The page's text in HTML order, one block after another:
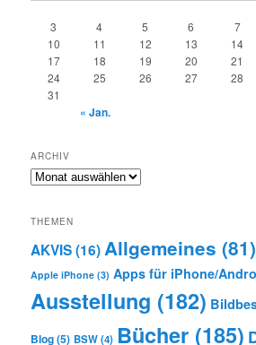
3
4 5 6 7
10
11 12 13 14
17
18 19 20 21
24
25 26 27 28
31
« Jan.
ARCHIV
Archiv
THEMEN
AKVIS(16) Allgemeines (81)
Apple iPhone (3) Apps für iPhone/
Ausstellung (182)
Blog(5) BSW(4) Bücher (185)